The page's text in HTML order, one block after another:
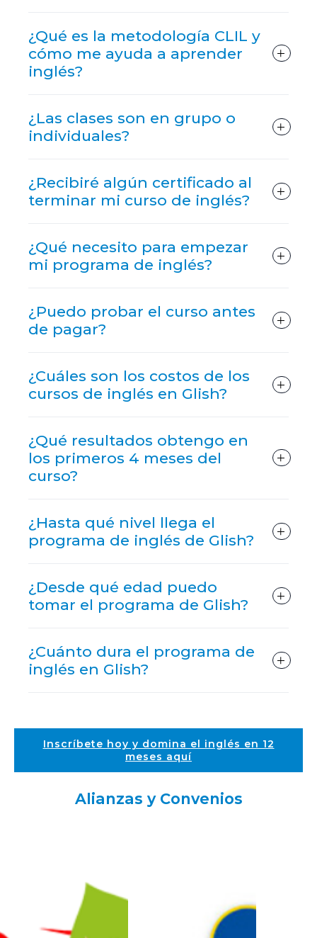
¿Qué es la metodología CLIL y
cómo me ayuda a aprender
inglés?
¿Las clases son en grupo o
individuales?
¿Recibiré algún certificado al
terminar mi curso de inglés?
¿Qué necesito para empezar
mi programa de inglés?
¿Puedo probar el curso antes
de pagar?
¿Cuáles son los costos de los
cursos de inglés en Glish?
¿Qué resultados obtengo en
los primeros 4 meses del
curso?
¿Hasta qué nivel llega el
programa de inglés de Glish?
¿Desde qué edad puedo
tomar el programa de Glish?
¿Cuánto dura el programa de
inglés en Glish?
Inscríbete hoy y domina el inglés en 12
meses aquí
Alianzas y Convenios